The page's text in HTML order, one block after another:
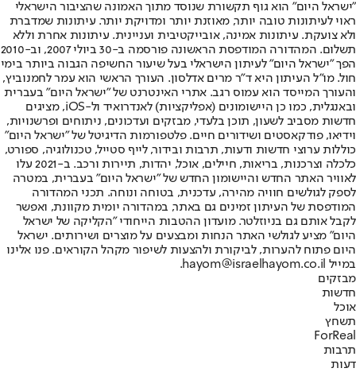
"ישראל היום" הוא גוף תקשורת שנוסד מתוך האמונה שהציבור הישראלי
ראוי לעיתונות טובה יותר, מאוזנת יותר ומדויקת יותר. עיתונות שמדברת
ולא צועקת. עיתונות אמינה, אובייקטיבית ועניינית. עיתונות אחרת וללא
תשלום. המהדורה המודפסת הראשונה פורסמה ב-30 ביולי 2007, וב-2010
הפך "ישראל היום" לעיתון הישראלי בעל שיעור החשיפה הגבוה ביותר בימי
חול. מו"ל העיתון היא ד"ר מרים אדלסון. העורך הראשי הוא עמר לחמנוביץ,
והעורך המייסד הוא עמוס רגב. אתרי האינטרנט של "ישראל היום" בעברית
ובאנגלית, כמו כן היישומונים (אפליקציות) לאנדרואיד ול-iOS, מציגים
חדשות מסביב לשעון, תוכן בלעדי, מבזקים ועדכונים, ניתוחים ופרשנויות,
וידיאו, פודקאסטים ושידורים חיים. פלטפורמות הדיגיטל של "ישראל היום"
כוללות ערוצי חדשות ודעות, תרבות ובידור, לייף סטייל, טכנולוגיה, ספורט,
כלכלה וצרכנות, בריאות, חיילים, אוכל, יהדות, תיירות ורכב. ב-2021 עלו
לאוויר האתר החדש והיישומון החדש של "ישראל היום" בעברית, במטרה
לספק לגולשים חוויה מהירה, עדכנית, בטוחה ונוחה. תכני המהדורה
המודפסת של העיתון זמינים גם באתר, במהדורה יומית מקוונת, ואפשר
לקבל אותם גם בניוזלטר. מועדון ההטבות הייחודי "הקליקה של ישראל
היום" מציע לגולשי האתר הנחות ומבצעים על מוצרים ושירותים. ישראל
היום פתוח להערות, לביקורת ולהצעות לשיפור מקהל הקוראים. פנו אלינו
במייל hayom@israelhayom.co.il.
מבזקים
חדשות
אוכל
תשחץ
ForReal
תרבות
דעות